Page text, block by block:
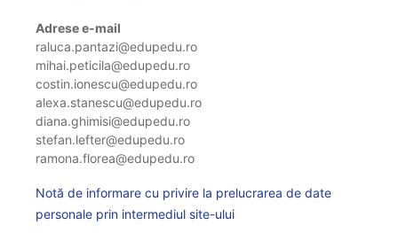
Adrese e-mail
raluca.pantazi@edupedu.ro
mihai.peticila@edupedu.ro
costin.ionescu@edupedu.ro
alexa.stanescu@edupedu.ro
diana.ghimisi@edupedu.ro
stefan.lefter@edupedu.ro
ramona.florea@edupedu.ro
Notă de informare cu privire la prelucrarea de date
personale prin intermediul site-ului